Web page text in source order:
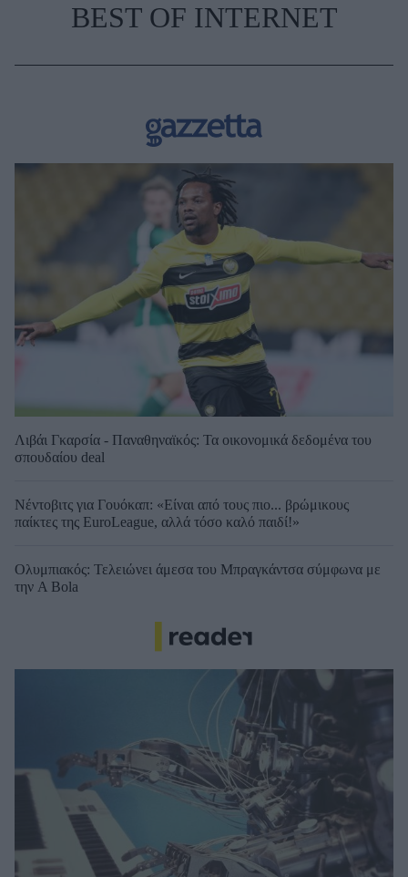
BEST OF INTERNET
Λιβάι Γκαρσία - Παναθηναϊκός: Τα οικονομικά δεδομένα του
σπουδαίου deal
Νέντοβιτς για Γουόκαπ: «Είναι από τους πιο... βρώμικους
παίκτες της EuroLeague, αλλά τόσο καλό παιδί!»
Ολυμπιακός: Τελειώνει άμεσα του Μπραγκάντσα σύμφωνα με
την A Bola